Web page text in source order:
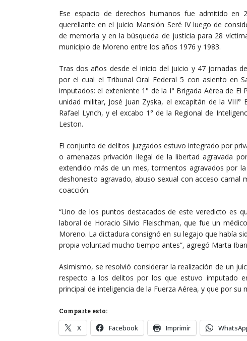
Ese espacio de derechos humanos fue admitido
querellante en el juicio Mansión Seré IV luego de
de memoria y en la búsqueda de justicia para 28
municipio de Moreno entre los años 1976 y 1983.
Tras dos años desde el inicio del juicio y 47 jornadas
por el cual el Tribunal Oral Federal 5 con asiento en
imputados: el exteniente 1° de la I° Brigada Aérea de
unidad militar, José Juan Zyska, el excapitán de la
Rafael Lynch, y el excabo 1° de la Regional de
Leston.
El conjunto de delitos juzgados estuvo integrado por
o amenazas privación ilegal de la libertad agravada
extendido más de un mes, tormentos agravados por
deshonesto agravado, abuso sexual con acceso
coacción.
“Uno de los puntos destacados de este veredicto es
laboral de Horacio Silvio Fleischman, que fue un
Moreno. La dictadura consignó en su legajo que había
propia voluntad mucho tiempo antes”, agregó Marta
Asimismo, se resolvió considerar la realización de un
respecto a los delitos por los que estuvo imputado
principal de inteligencia de la Fuerza Aérea, y que por
Comparte esto:
X Facebook Imprimir